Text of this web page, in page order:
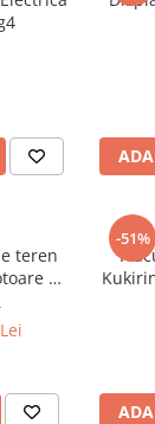
teren
de
95
km/h
-51%